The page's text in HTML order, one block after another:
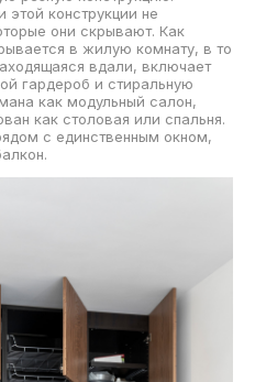
этой конструкции не
они скрывают. Как
в жилую комнату, в то
вдали, включает
гардероб и стиральную
как модульный салон,
как столовая или спальня.
с единственным окном,